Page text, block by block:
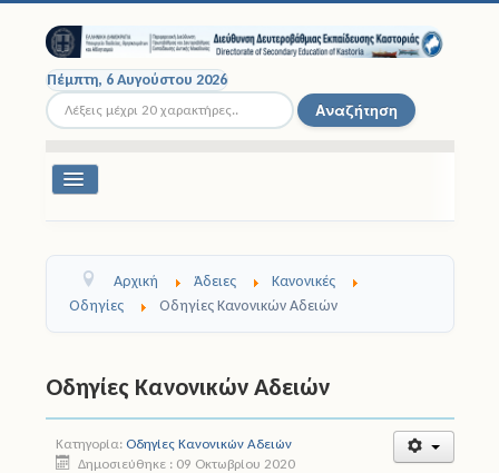
Πέμπτη, 6 Αυγούστου 2026
Αναζήτηση... Αναζήτηση
Εναλλαγή
Σχολικές Μονάδες
Μαθητές
Σχολικές Εκδρομές
Αρχική Άδειες
Κανονικές
Οδηγίες
Οδηγίες Κανονικών Αδειών
Οδηγίες Κανονικών Αδειών
Κατηγορία: Οδηγίες Κανονικών Αδειών
Δημοσιεύθηκε : 09 Οκτωβρίου 2020